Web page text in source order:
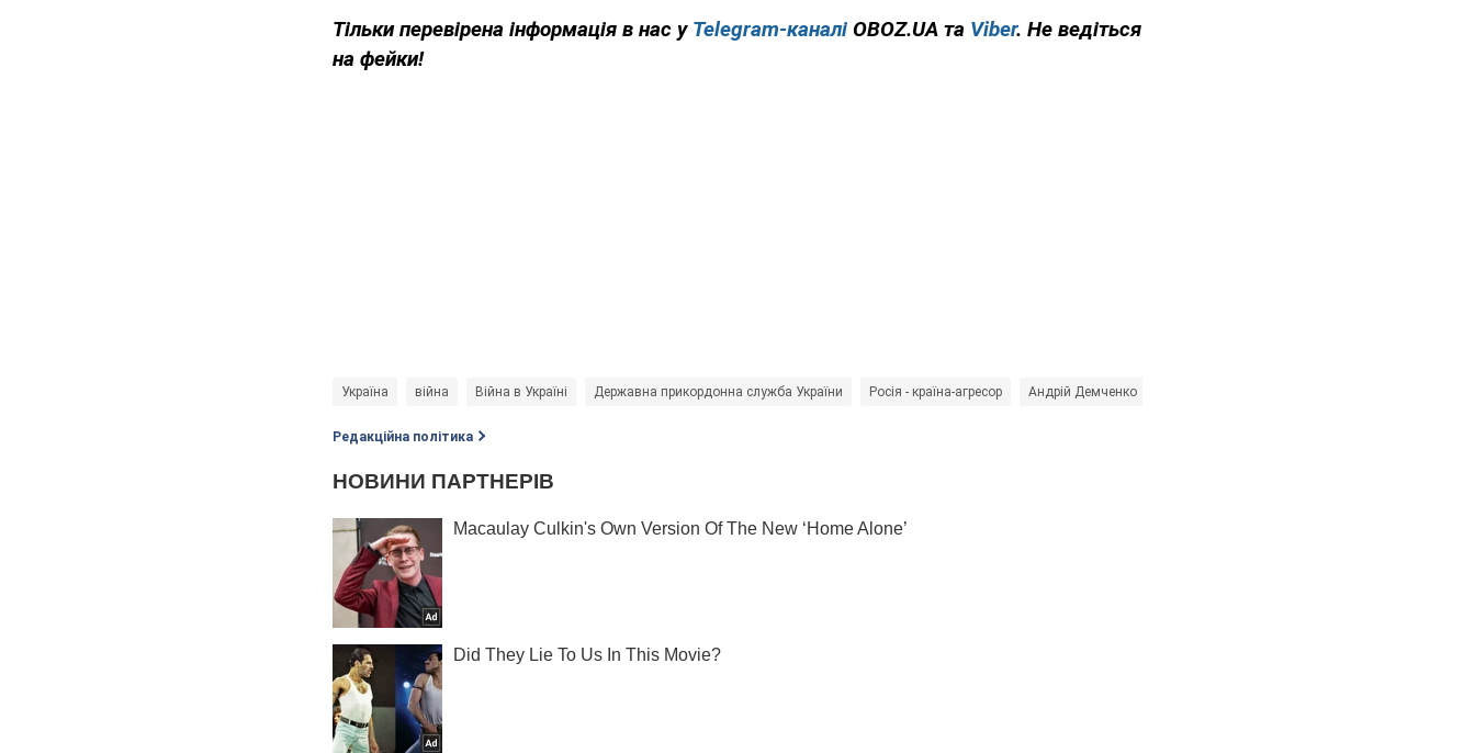
Тільки перевірена інформація в нас у Telegram-каналі OBOZ.UA та Viber. Не ведіться
на фейки!
Україна війна Війна в Україні Державна прикордонна служба України Росія - країна-агресор Андрій Демченко
Редакційна політика